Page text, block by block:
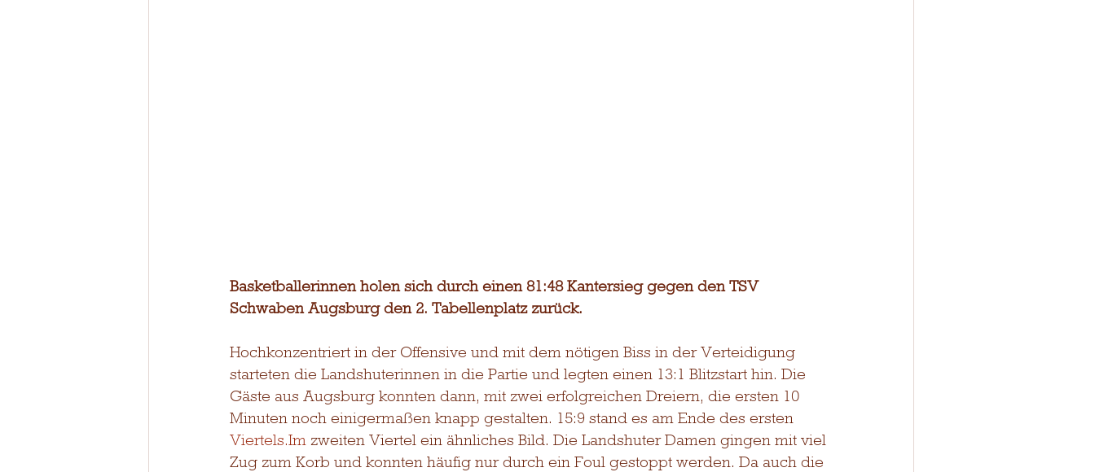
Basketballerinnen holen sich durch einen 81:48 Kantersieg gegen den TSV
Schwaben Augsburg den 2. Tabellenplatz zurück.
Hochkonzentriert in der Offensive und mit dem nötigen Biss in der Verteidigung
starteten die Landshuterinnen in die Partie und legten einen 13:1 Blitzstart hin. Die
Gäste aus Augsburg konnten dann, mit zwei erfolgreichen Dreiern, die ersten 10
Minuten noch einigermaßen knapp gestalten. 15:9 stand es am Ende des ersten
Viertels.Im zweiten Viertel ein ähnliches Bild. Die Landshuter Damen gingen mit viel
Zug zum Korb und konnten häufig nur durch ein Foul gestoppt werden. Da auch die